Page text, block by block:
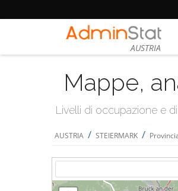
AUSTRIA
Mappe,
Livelli di occupazione e
AUSTRIA / STEIERMARK /